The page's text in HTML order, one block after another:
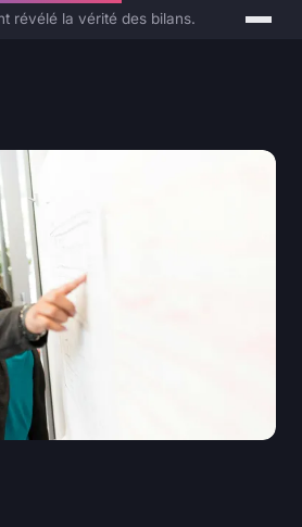
révélé la vérité des bilans.